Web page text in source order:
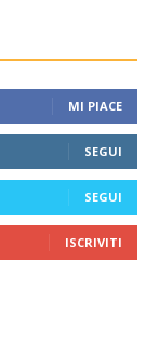
MI PIACE
SEGUI
SEGUI
ISCRIVITI